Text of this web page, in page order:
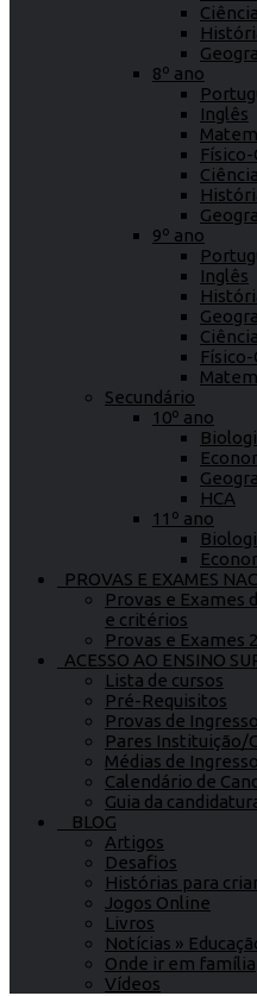
8º ano
Inglês
9º ano
Inglês
Secundário
10º ano
HCA
11º ano
PROVAS E EXAMES
Provas e Exames
e critérios
Provas e Exames
ACESSO AO ENSINO
Lista de cursos
Pré-Requisitos
Provas de Ingresso
Pares Instituição/
Médias de Ingresso
Calendário de
Guia da
BLOG
Artigos
Desafios
Histórias para
Jogos Online
Livros
Notícias »
Onde ir em família
Vídeos